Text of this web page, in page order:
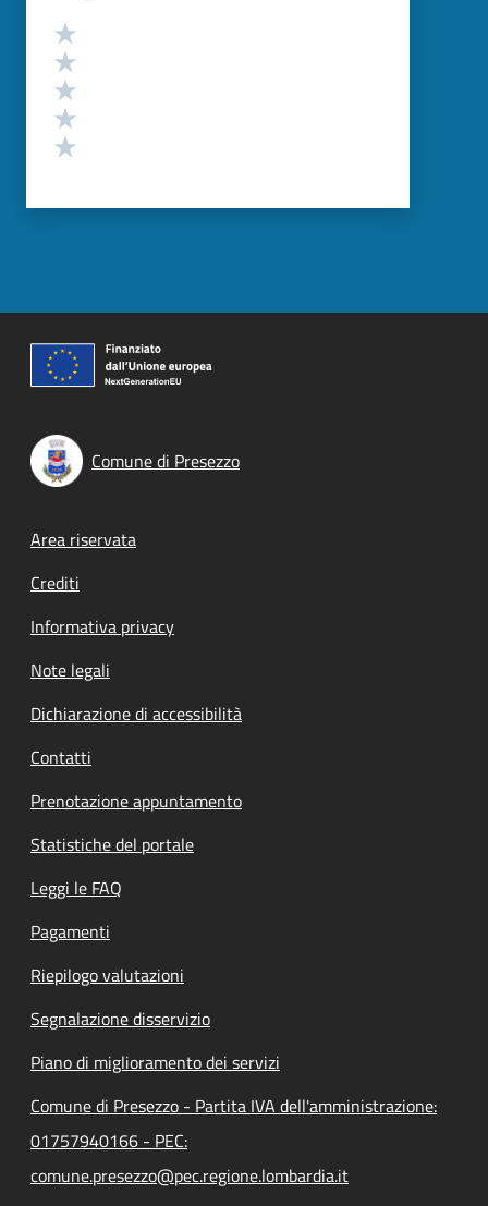
Valutazione
Comune di Presezzo
Footer menu
Area riservata
Crediti
Informativa privacy
Note legali
Dichiarazione di accessibilità
Contatti
Prenotazione appuntamento
Statistiche del portale
Leggi le FAQ
Pagamenti
Riepilogo valutazioni
Segnalazione disservizio
Piano di miglioramento dei servizi
Comune di Presezzo - Partita IVA dell'amministrazione:
01757940166 - PEC:
comune.presezzo@pec.regione.lombardia.it